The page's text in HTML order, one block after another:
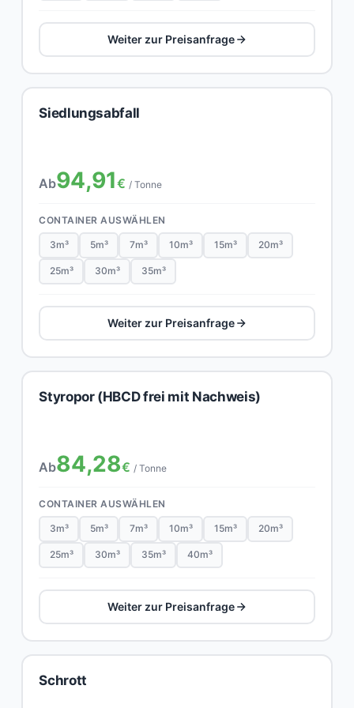
Weiter zur Preisanfrage
Siedlungsabfall
Ab94,91€ / Tonne
CONTAINER AUSWÄHLEN
3m³ 5m³ 7m³ 10m³ 15m³ 20m³
25m³ 30m³ 35m³
Weiter zur Preisanfrage
Styropor (HBCD frei mit Nachweis)
Ab84,28€ / Tonne
CONTAINER AUSWÄHLEN
3m³ 5m³ 7m³ 10m³ 15m³ 20m³
25m³ 30m³ 35m³ 40m³
Weiter zur Preisanfrage
Schrott